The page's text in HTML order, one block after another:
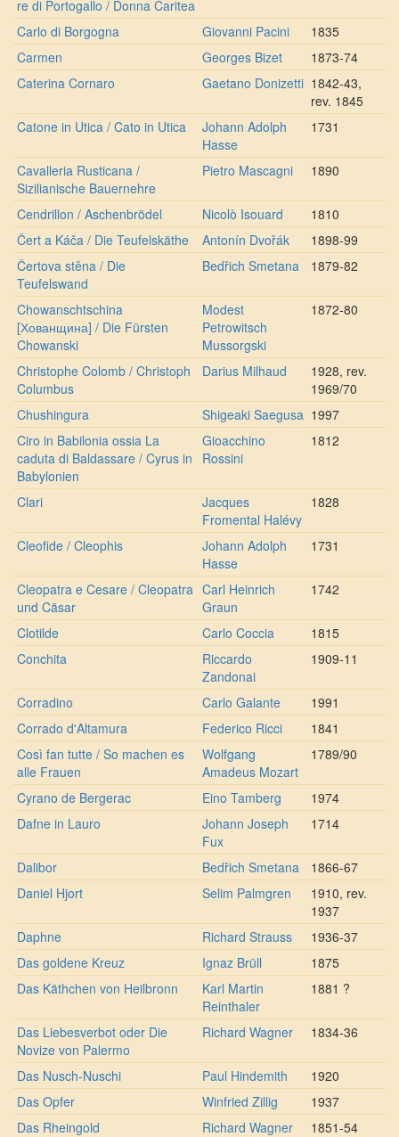
re di Portogallo / Donna Caritea
Carlo di Borgogna
Giovanni Pacini
1835
Carmen
Georges Bizet
1873-74
Caterina Cornaro
Gaetano Donizetti 1842-43,
rev. 1845
Catone in Utica / Cato in Utica
Johann Adolph
Hasse
1731
Cavalleria Rusticana /
Sizilianische Bauernehre
Pietro Mascagni 1890
Cendrillon / Aschenbrödel Nicolò Isouard
1810
Čert a Káča / Die Teufelskäthe
Antonín Dvořák
1898-99
Čertova stěna / Die
Teufelswand
Bedřich Smetana 1879-82
Chowanschtschina
[Хованщина] / Die Fürsten
Chowanski
Modest
Petrowitsch
Mussorgski
1872-80
Christophe Colomb / Christoph
Columbus
Darius Milhaud
1928, rev.
1969/70
Chushingura
Shigeaki Saegusa 1997
Ciro in Babilonia ossia La
caduta di Baldassare / Cyrus in
Babylonien
Gioacchino
Rossini
1812
Clari
Jacques
Fromental Halévy
1828
Cleofide / Cleophis
Johann Adolph
Hasse
1731
Cleopatra e Cesare / Cleopatra
und Cäsar
Carl Heinrich
Graun
1742
Clotilde Carlo Coccia
1815
Conchita
Riccardo
Zandonai
1909-11
Corradino Carlo Galante
1991
Corrado d'Altamura
Federico Ricci
1841
Così fan tutte / So machen es
alle Frauen
Wolfgang
Amadeus Mozart
1789/90
Cyrano de Bergerac Eino Tamberg
1974
Dafne in Lauro
Johann Joseph
Fux
1714
Dalibor Bedřich Smetana
1866-67
Daniel Hjort
Selim Palmgren
1910, rev.
1937
Daphne
Richard Strauss
1936-37
Das goldene Kreuz
Ignaz Brüll
1875
Das Käthchen von Heilbronn
Karl Martin
Reinthaler
1881 ?
Das Liebesverbot oder Die
Novize von Palermo
Richard Wagner 1834-36
Das Nusch-Nuschi Paul Hindemith
1920
Das Opfer
Winfried Zillig
1937
Das Rheingold
Richard Wagner
1851-54